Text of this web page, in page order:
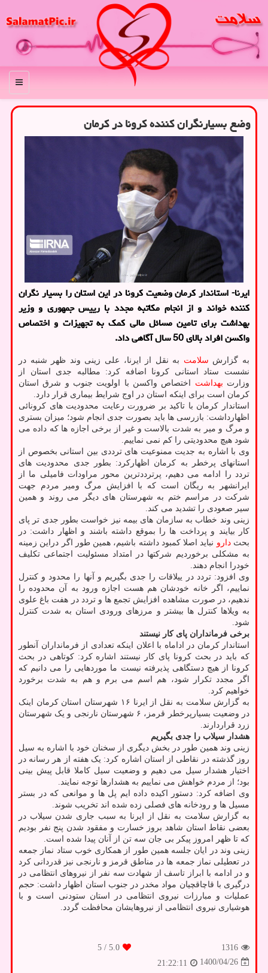
منو
وضع بسیارنگران كننده كرونا در كرمان
ایرنا- استاندار کرمان وضعیت کرونا در این استان را بسیار نگران
کننده خواند و از انجام مکاتبه مجدد با رییس جمهوری و وزیر
بهداشت برای تامین مسائل مالی کمک به تجهیزات و اختصاص
واکسن افراد بالای 50 سال آگاهی داد.
به گزارش سلامت به نقل از ایرنا، علی زینی وند ظهر شنبه در
نشست ستاد استانی کرونا اضافه کرد: مطالبه جدی استان از
وزارت بهداشت اختصاص واکسن با اولویت جنوب و شرق استان
کرمان است برای اینکه استان در اوج شرایط بیماری قرار دارد.
استاندار کرمان با تاکید بر ضرورت رعایت محدودیت های کرونائی
اظهارداشت: بازرسی ها باید بصورت جدی انجام شود؛ میزان بستری
و مرگ و میر به شدت بالاست و غیر از برخی اجازه ها که داده می
شود هیچ محدودیتی را کم نمی نماییم.
وی با اشاره به جدیت ممنوعیت های ترددی بین استانی بخصوص از
استانهای پرخطر به کرمان اظهارکرد: بطور جدی محدودیت های
تردد را ادامه می دهیم، پرترددترین محور مراودات فامیلی ما از
ایرانشهر به ریگان است که با افزایش مرگ ومیر مردم جهت
شرکت در مراسم ختم به شهرستان های دیگر می روند و همین
سیر صعودی را تشدید می کند.
زینی وند خطاب به سازمان های بیمه نیز خواست بطور جدی تر پای
کار بیایند و پرداخت ها را بموقع داشته باشند و اظهار داشت: در
بحثدارو نباید اصلا کمبود داشته باشیم، همین طور اگر دراین زمینه
به مشکلی برخوردیم شرکتها در امتداد مسئولیت اجتماعی تکلیف
خودرا انجام دهند.
وی افزود: تردد در ییلاقات را جدی بگیریم و آنها را محدود و کنترل
نماییم، اگر خانه خودشان هم هست اجازه ورود به آن محدوده را
ندهیم، در صورت مشاهده افزایش تجمع ها و تردد در هفت باغ علوی
به ویلاها کنترل ها بیشتر و مرزهای ورودی استان به شدت کنترل
شود.
برخی فرمانداران پای کار نیستند
استاندار کرمان در اداماه با اعلان اینکه تعدادی از فرمانداران آنطور
که باید در بحث کرونا پای کار نیستند اشاره کرد: کوتاهی در بحث
کرونا از هیچ دستگاهی پذیرفته نیست ما موردهایی را می دانیم که
اگر مجدد تکرار شود، هم اسم می برم و هم به شدت برخورد
خواهیم کرد.
به گزارش سلامت به نقل از ایرنا ۱۶ شهرستان استان کرمان اینک
در وضعیت بسیارپرخطر قرمز، ۶ شهرستان نارنجی و یک شهرستان
زرد قراردارند.
هشدار سیلاب را جدی بگیریم
زینی وند همین طور در بخش دیگری از سخنان خود با اشاره به سیل
روز گذشته در نقاطی از استان اشاره کرد: یک هفته از هر رسانه در
اختیار هشدار سیل می دهیم و وضعیت سیل کاملا قابل پیش بینی
بود؛ از مردم خواهش می نماییم به هشدارها توجه نمایند.
وی اضافه کرد: دستور اکیده داده ایم پل ها و موانعی که در بستر
مسیل ها و رودخانه های فصلی زده شده اند تخریب شوند.
به گزارش سلامت به نقل از ایرنا به سبب جاری شدن سیلاب در
بعضی نقاط استان شاهد بروز خسارت و مفقود شدن پنج نفر بودیم
که تا ظهر امروز پیکر بی جان سه تن از آنان پیدا شده است.
زینی وند در ایان جلسه همین طور از همکاری خوب ستاد نماز جمعه
در تعطیلی نماز جمعه ها در مناطق قرمز و نارنجی نیز قدردانی کرد
و در ادامه با ابراز تاسف از شهادت سه نفر از نیروهای انتظامی در
درگیری با قاچاقچیان مواد مخدر در جنوب استان اظهار داشت: حجم
عملیات و مبارزات نیروی انتظامی در استان ستودنی است و با
هوشیاری نیروی انتظامی از نیروهایشان محافظت گردد.
1316
5.0
/ 5
1400/04/26
21:22:11